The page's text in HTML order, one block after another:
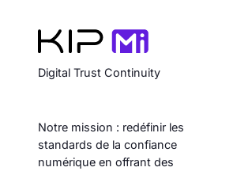
Digital Trust Continuity
Notre mission : redéfinir les
standards de la confiance
numérique en offrant des